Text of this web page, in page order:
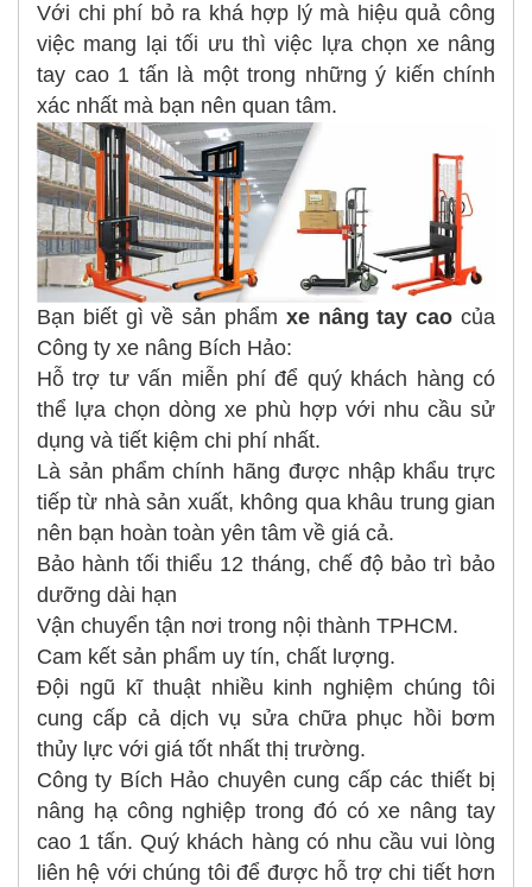
Với chi phí bỏ ra khá hợp lý mà hiệu quả công
việc mang lại tối ưu thì việc lựa chọn xe nâng
tay cao 1 tấn là một trong những ý kiến chính
xác nhất mà bạn nên quan tâm.
Bạn biết gì về sản phẩm xe nâng tay cao của
Công ty xe nâng Bích Hảo:
Hỗ trợ tư vấn miễn phí để quý khách hàng có
thể lựa chọn dòng xe phù hợp với nhu cầu sử
dụng và tiết kiệm chi phí nhất.
Là sản phẩm chính hãng được nhập khẩu trực
tiếp từ nhà sản xuất, không qua khâu trung gian
nên bạn hoàn toàn yên tâm về giá cả.
Bảo hành tối thiểu 12 tháng, chế độ bảo trì bảo
dưỡng dài hạn
Vận chuyển tận nơi trong nội thành TPHCM.
Cam kết sản phẩm uy tín, chất lượng.
Đội ngũ kĩ thuật nhiều kinh nghiệm chúng tôi
cung cấp cả dịch vụ sửa chữa phục hồi bơm
thủy lực với giá tốt nhất thị trường.
Công ty Bích Hảo chuyên cung cấp các thiết bị
nâng hạ công nghiệp trong đó có xe nâng tay
cao 1 tấn. Quý khách hàng có nhu cầu vui lòng
liên hệ với chúng tôi để được hỗ trợ chi tiết hơn